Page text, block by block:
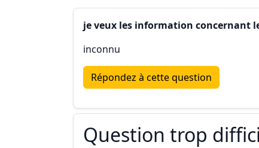
je veux les information concernant
inconnu
Répondez à cette question
Question trop